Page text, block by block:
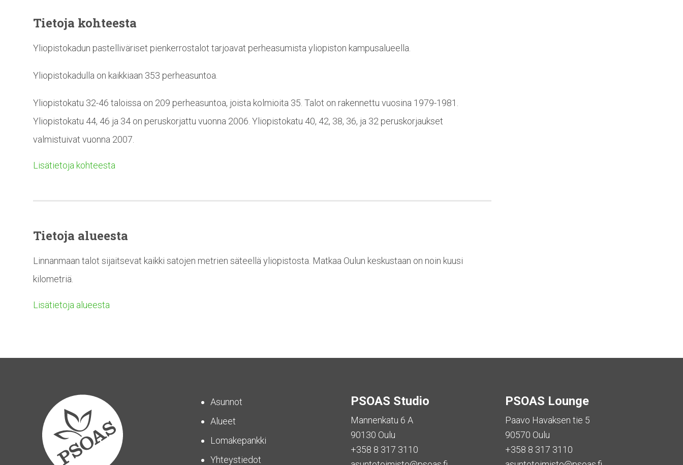
Tietoja kohteesta
Yliopistokadun pastelliväriset pienkerrostalot tarjoavat perheasumista yliopiston kampusalueella.
Yliopistokadulla on kaikkiaan 353 perheasuntoa.
Yliopistokatu 32-46 taloissa on 209 perheasuntoa, joista kolmioita 35. Talot on rakennettu vuosina 1979-1981.
Yliopistokatu 44, 46 ja 34 on peruskorjattu vuonna 2006. Yliopistokatu 40, 42, 38, 36, ja 32 peruskorjaukset
valmistuivat vuonna 2007.
Lisätietoja kohteesta
Tietoja alueesta
Linnanmaan talot sijaitsevat kaikki satojen metrien säteellä yliopistosta. Matkaa Oulun keskustaan on noin kuusi
kilometriä.
Lisätietoja alueesta
Asunnot
Alueet
Lomakepankki
Yhteystiedot
PSOAS Studio
Mannenkatu 6 A
90130 Oulu
+358 8 317 3110
PSOAS Lounge
Paavo Havaksen tie 5
90570 Oulu
+358 8 317 3110